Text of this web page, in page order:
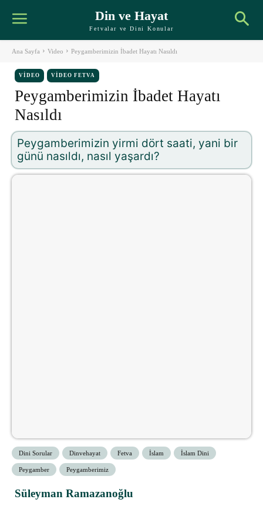
Din ve Hayat
Fetvalar ve Dini Konular
Ana Sayfa Video Peygamberimizin İbadet Hayatı Nasıldı
VIDEO VIDEO FETVA
Peygamberimizin İbadet Hayatı
Nasıldı
Peygamberimizin yirmi dört saati, yani bir
günü nasıldı, nasıl yaşardı?
Dini Sorular Dinvehayat Fetva İslam İslam Dini
Peygamber Peygamberimiz
Süleyman Ramazanoğlu